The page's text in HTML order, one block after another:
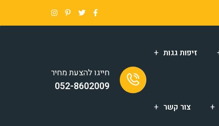
זיפות גגות
צור קשר
חייגו להצעת מחיר
052-8602009